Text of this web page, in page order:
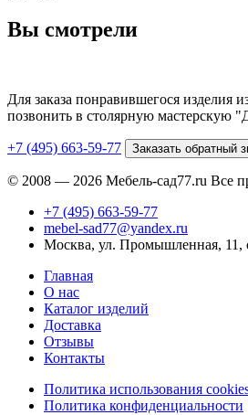
Вы смотрели
Для заказа понравившегося изделия
позвонить в столярную мастерскую
+7 (495) 663-59-77 Заказать обратный
© 2008 — 2026 Мебель-сад77.ru Все
+7 (495) 663-59-77
mebel-sad77@yandex.ru
Москва, ул. Промышленная, 11,
Главная
О нас
Каталог изделий
Доставка
Отзывы
Контакты
Политика использования
Политика конфиденциальности